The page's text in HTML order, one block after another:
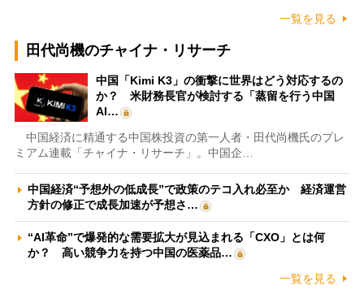
一覧を見る
田代尚機のチャイナ・リサーチ
中国「Kimi K3」の衝撃に世界はどう対応するの
か？ 米財務長官が検討する「蒸留を行う中国
AI…
中国経済に精通する中国株投資の第一人者・田代尚機氏のプレ
ミアム連載「チャイナ・リサーチ」。中国企…
中国経済“予想外の低成長”で政策のテコ入れ必至か 経済運営
方針の修正で成長加速が予想さ…
“AI革命”で爆発的な需要拡大が見込まれる「CXO」とは何
か？ 高い競争力を持つ中国の医薬品…
一覧を見る